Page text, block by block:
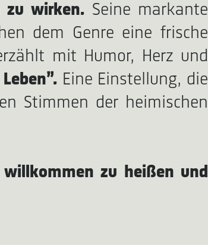
zu wirken. Seine markante
dem Genre eine frische
mit Humor, Herz und
Eine Einstellung, die
Stimmen der heimischen
zu heißen und